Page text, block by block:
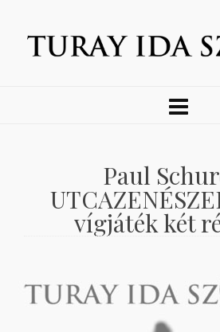
Paul
vígjáték két